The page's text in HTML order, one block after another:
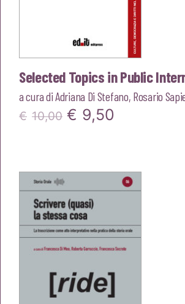
Selected Topics in Public
a cura diAdriana Di Stefano, Rosario
€ 10,00 Il
€10,00.
€ 9,50
è: